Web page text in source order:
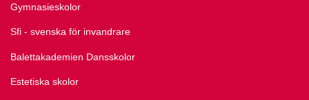
Gymnasieskolor
Sfi - svenska för invandrare
Balettakademien Dansskolor
Estetiska skolor